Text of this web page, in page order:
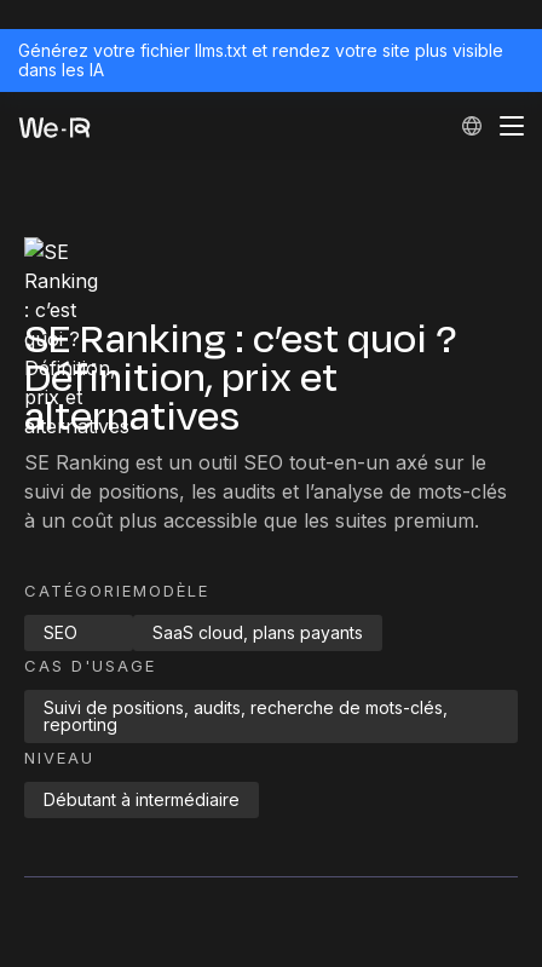
Générez votre fichier llms.txt et rendez votre site plus visible
dans les IA
SE Ranking : c’est quoi ?
Définition, prix et
alternatives
SE Ranking est un outil SEO tout-en-un axé sur le
suivi de positions, les audits et l’analyse de mots-clés
à un coût plus accessible que les suites premium.
CATÉGORIE
SEO
MODÈLE
SaaS cloud, plans payants
CAS D'USAGE
Suivi de positions, audits, recherche de mots-clés,
reporting
NIVEAU
Débutant à intermédiaire